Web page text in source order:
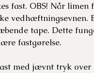
fast. OBS! Når
tape. Dette
fastgørelse.
med jævnt tryk